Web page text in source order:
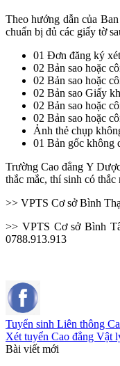
Theo hướng dẫn của
chuẩn bị đủ các giấy tờ
01 Đơn đăng ký
02 Bản sao hoặc
02 Bản sao hoặc
02 Bản sao Giấy
02 Bản sao hoặc
02 Bản sao hoặc
Ảnh thẻ chụp
01 Bản gốc không
Trường Cao đẳng Y
thắc mắc, thí sinh có
>> VPTS Cơ sở Bình
>> VPTS Cơ sở Bình
0788.913.913
Tuyển sinh Liên thông
Xét tuyển Cao đẳng Vật
Bài viết mới